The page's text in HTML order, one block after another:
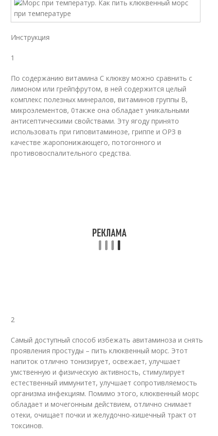
Инструкция
1
По содержанию витамина С клюкву можно сравнить с
лимоном или грейпфрутом, в ней содержится целый
комплекс полезных минералов, витаминов группы В,
микроэлементов, 0также она обладает уникальными
антисептическими свойствами. Эту ягоду принято
использовать при гиповитаминозе, гриппе и ОРЗ в
качестве жаропонижающего, потогонного и
противовоспалительного средства.
2
Самый доступный способ избежать авитаминоза и снять
проявления простуды – пить клюквенный морс. Этот
напиток отлично тонизирует, освежает, улучшает
умственную и физическую активность, стимулирует
естественный иммунитет, улучшает сопротивляемость
организма инфекциям. Помимо этого, клюквенный морс
обладает и мочегонным действием, отлично снимает
отеки, очищает почки и желудочно-кишечный тракт от
токсинов.